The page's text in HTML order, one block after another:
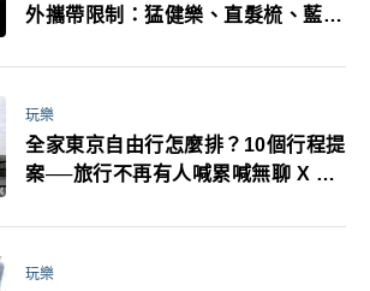
外攜帶限制：猛健樂、直髮梳、藍牙
萬！注意事項一次看！
玩樂
全家東京自由行怎麼排？10個行程提
案──旅行不再有人喊累喊無聊 X 爸
玩樂